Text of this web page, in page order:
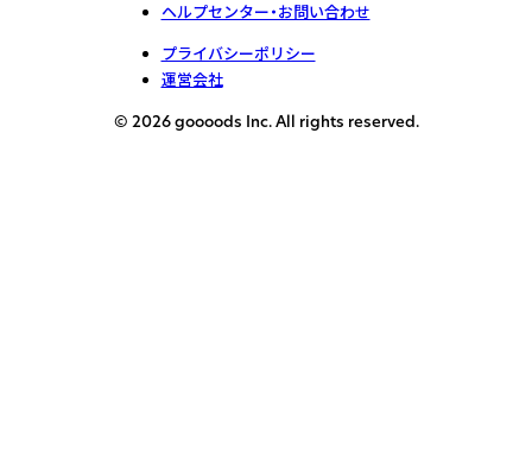
ヘルプセンター・お問い合わせ
プライバシーポリシー
運営会社
© 2026 goooods Inc. All rights reserved.